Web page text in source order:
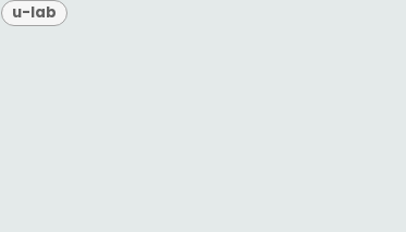
u-lab